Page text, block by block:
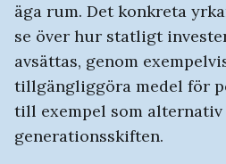
äga rum. Det konkreta
se över hur statligt
avsättas, genom
tillgängliggöra medel för
till exempel som alternativ
generationsskiften.